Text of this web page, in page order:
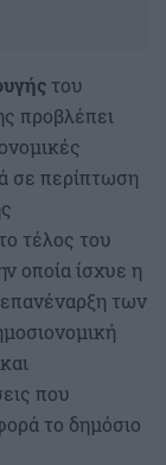
του
προβλέπει
σε περίπτωση
τέλος του
οποία ίσχυε η
των
που
το δημόσιο